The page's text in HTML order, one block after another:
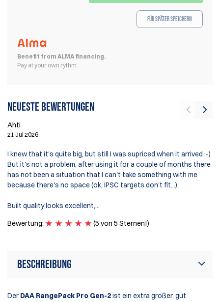
Für später speichern
Benefit from ALMA financing.
Pay at your own rythm.
Neueste Bewertungen
Ahti
21 Jul 2026
I knew that it's quite big, but still I was supriced when it arrived :-)
But it's not a problem, after using it for a couple of months there
has not been a situation that I can't take something with me
because there's no space (ok, IPSC targets don't fit...).
Built quality looks excellent,...
Bewertung:
(5 von 5 Sternen!)
Beschreibung
Der DAA RangePack Pro Gen-2ist ein extra großer, gut